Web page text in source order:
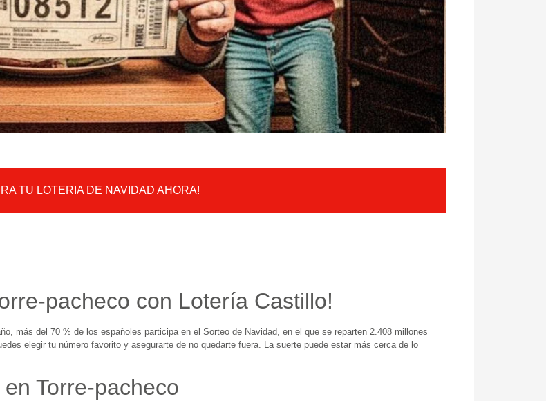
TU LOTERIA DE NAVIDAD AHORA!
pacheco con Lotería Castillo!
más del 70 % de los españoles participa en el Sorteo de Navidad, en el que se reparten 2.408 millones
elegir tu número favorito y asegurarte de no quedarte fuera. La suerte puede estar más cerca de lo
Torre-pacheco